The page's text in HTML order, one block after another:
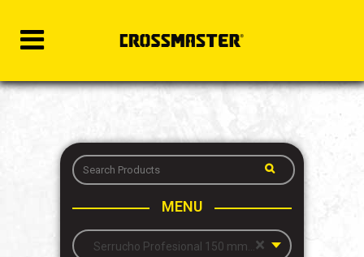
MENU
×
Serrucho Profesional 150 mm (6″) – Doble Corte